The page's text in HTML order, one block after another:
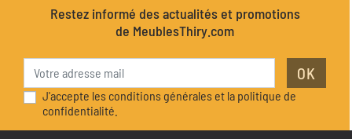
Restez informé des actualités et promotions
de MeublesThiry.com
OK
J'accepte les conditions générales et la politique de
confidentialité.